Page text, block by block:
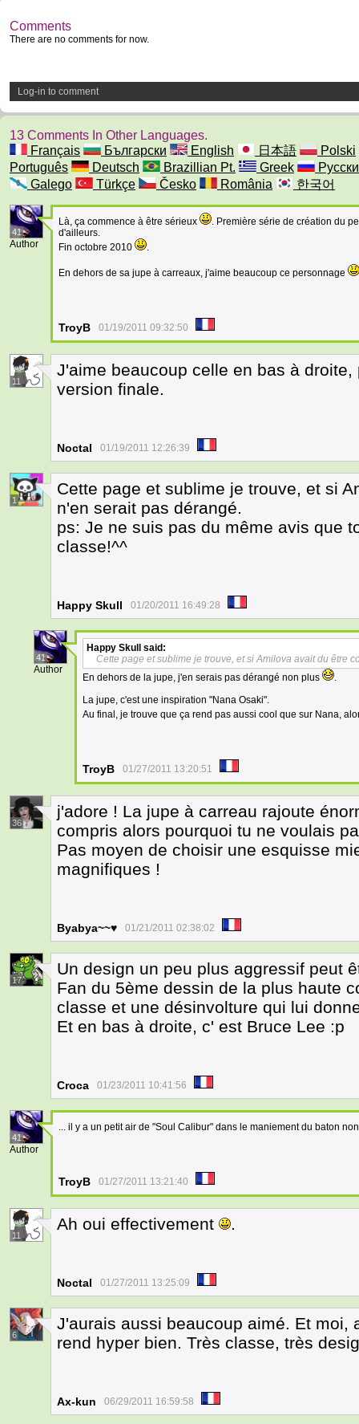
Comments
There are no comments for now.
Log-in to comment
13 Comments In Other Languages.
Français
Български English 日本語
Polski
Português
Deutsch Brazillian Pt. Greek
Galego
Türkçe Česko România 한국어
41
Author
Là, ça commence à être sérieux
. Première série de création du
d'ailleurs.
Fin octobre 2010
.
En dehors de sa jupe à carreaux, j'aime beaucoup ce personnage
TroyB 01/19/2011 09:32:50
11
J'aime beaucoup celle en bas à
version finale.
Noctal 01/19/2011 12:26:39
1
Cette page et sublime je trouve, et si
n'en serait pas dérangé.
ps: Je ne suis pas du même avis que
classe!^^
Happy Skull 01/20/2011 16:49:28
41
Author
Happy Skull
said:
Cette page et sublime je trouve, et si Amilova avait du être
En dehors de la jupe, j'en serais pas dérangé non plus
.
La jupe, c'est une inspiration "Nana Osaki".
Au final, je trouve que ça rend pas aussi cool que sur Nana,
TroyB 01/27/2011 13:20:51
36
j'adore ! La jupe à carreau rajoute
compris alors pourquoi tu ne voulais
Pas moyen de choisir une esquisse
magnifiques !
Byabya~~♥ 01/21/2011 02:38:02
17
Un design un peu plus aggressif peut
Fan du 5ème dessin de la plus haute
classe et une désinvolture qui lui
Et en bas à droite, c' est Bruce Lee :p
Croca 01/23/2011 10:41:56
41
Author
... il y a un petit air de "Soul Calibur" dans le maniement du baton
TroyB 01/27/2011 13:21:40
11
Ah oui effectivement .
Noctal 01/27/2011 13:25:09
6
J'aurais aussi beaucoup aimé. Et moi,
rend hyper bien. Très classe, très
Ax-kun 06/29/2011 16:59:58